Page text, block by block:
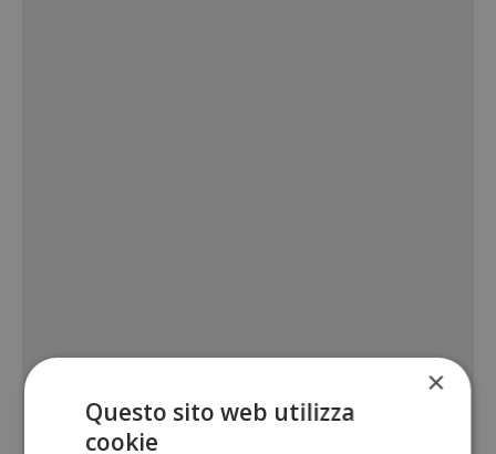
×
Questo sito web utilizza
cookie